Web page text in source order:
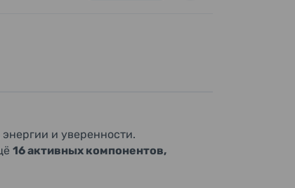
и уверенности.
16 активных компонентов,